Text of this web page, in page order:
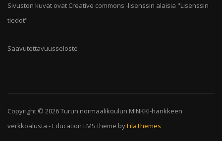
Sivuston kuvat ovat Creative commons -lisenssin alaisia "Lisenssin
tiedot"
Saavutettavuusseloste
Copyright © 2026Turun normaalikoulun MINKKI-hankkeen
verkkoalusta - Education LMS theme byFilaThemes